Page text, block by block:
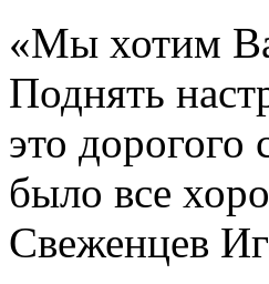
«Мы хотим
Поднять
это
было все
Свеженцев